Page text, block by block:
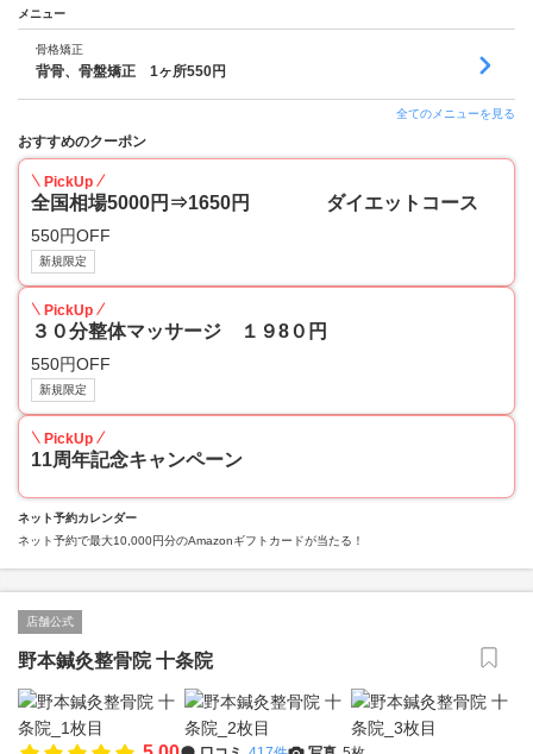
メニュー
骨格矯正
背骨、骨盤矯正 1ヶ所550円
全てのメニューを見る
おすすめのクーポン
PickUp
全国相場5000円⇒1650円 ダイエットコース
550円OFF
新規限定
PickUp
３０分整体マッサージ １９8０円
550円OFF
新規限定
PickUp
11周年記念キャンペーン
ネット予約カレンダー
ネット予約で最大10,000円分のAmazonギフトカードが当たる！
店舗公式
野本鍼灸整骨院 十条院